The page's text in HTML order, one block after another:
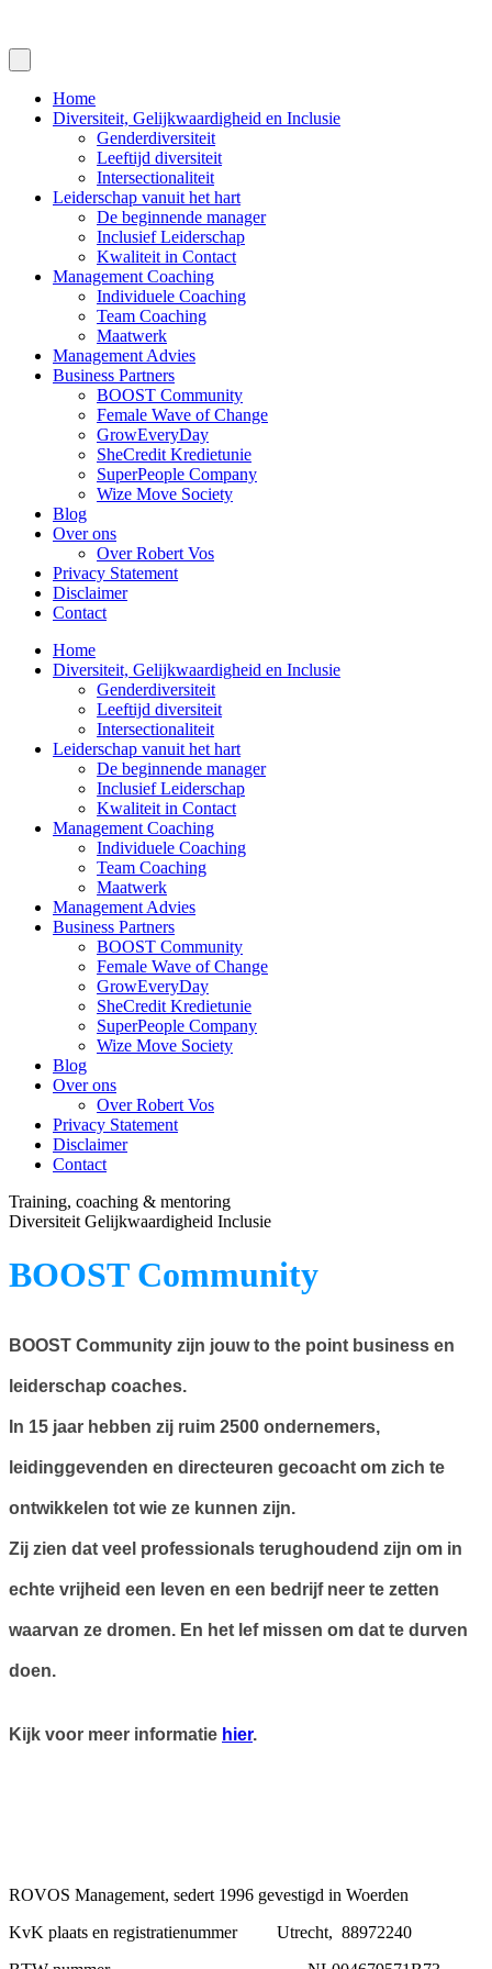
Home
Diversiteit, Gelijkwaardigheid en Inclusie
Genderdiversiteit
Leeftijd diversiteit
Intersectionaliteit
Leiderschap vanuit het hart
De beginnende manager
Inclusief Leiderschap
Kwaliteit in Contact
Management Coaching
Individuele Coaching
Team Coaching
Maatwerk
Management Advies
Business Partners
BOOST Community
Female Wave of Change
GrowEveryDay
SheCredit Kredietunie
SuperPeople Company
Wize Move Society
Blog
Over ons
Over Robert Vos
Privacy Statement
Disclaimer
Contact
Home
Diversiteit, Gelijkwaardigheid en Inclusie
Genderdiversiteit
Leeftijd diversiteit
Intersectionaliteit
Leiderschap vanuit het hart
De beginnende manager
Inclusief Leiderschap
Kwaliteit in Contact
Management Coaching
Individuele Coaching
Team Coaching
Maatwerk
Management Advies
Business Partners
BOOST Community
Female Wave of Change
GrowEveryDay
SheCredit Kredietunie
SuperPeople Company
Wize Move Society
Blog
Over ons
Over Robert Vos
Privacy Statement
Disclaimer
Contact
Training, coaching & mentoring
Diversiteit Gelijkwaardigheid Inclusie
BOOST Community
BOOST Community zijn jouw to the point business en
leiderschap coaches.
In 15 jaar hebben zij ruim 2500 ondernemers,
leidinggevenden en directeuren gecoacht om zich te
ontwikkelen tot wie ze kunnen zijn.
Zij zien dat veel professionals terughoudend zijn om in
echte vrijheid een leven en een bedrijf neer te zetten
waarvan ze dromen. En het lef missen om dat te durven
doen.
Kijk voor meer informatie hier.
ROVOS Management, sedert 1996 gevestigd in Woerden
KvK plaats en registratienummer Utrecht, 88972240